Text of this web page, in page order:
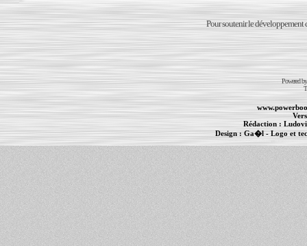
Pour soutenir le développement
Powered
Rédaction :
Design : Ga�l- Logo et
Informations : PowerBook- MacBook Pro